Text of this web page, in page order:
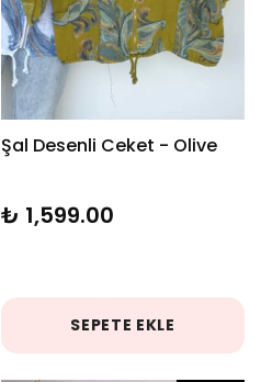
Şal Desenli Ceket - Olive
₺ 1,599.00
SEPETE EKLE